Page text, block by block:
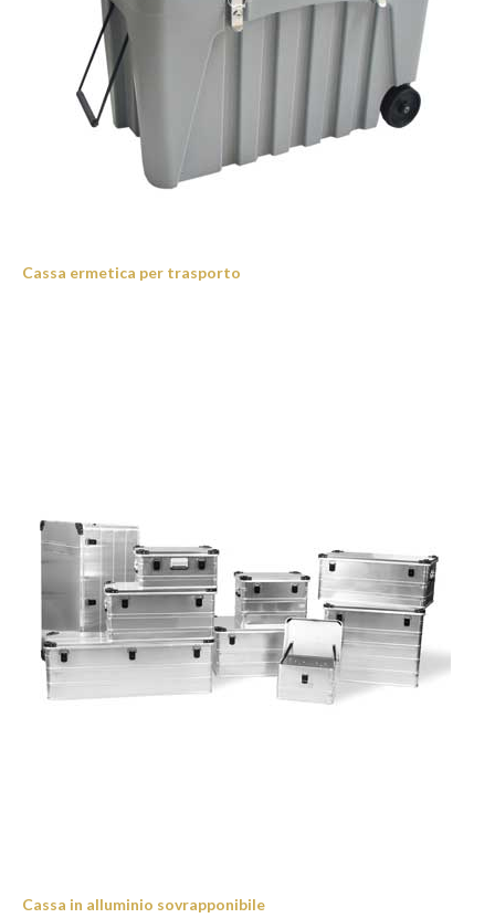
Cassa ermetica per trasporto
Cassa in alluminio sovrapponibile